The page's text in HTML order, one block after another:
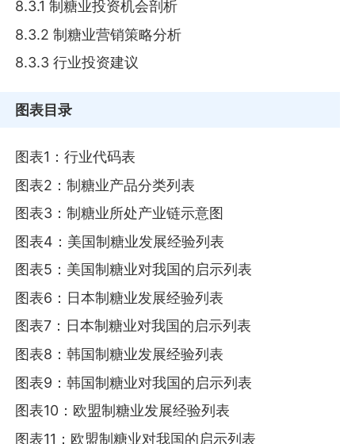
8.3.1 制糖业投资机会剖析
8.3.2 制糖业营销策略分析
8.3.3 行业投资建议
图表目录
图表1：行业代码表
图表2：制糖业产品分类列表
图表3：制糖业所处产业链示意图
图表4：美国制糖业发展经验列表
图表5：美国制糖业对我国的启示列表
图表6：日本制糖业发展经验列表
图表7：日本制糖业对我国的启示列表
图表8：韩国制糖业发展经验列表
图表9：韩国制糖业对我国的启示列表
图表10：欧盟制糖业发展经验列表
图表11：欧盟制糖业对我国的启示列表